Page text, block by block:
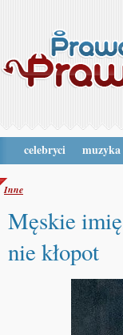
celebryci muzyka
Inne
Męskie
nie kłopot